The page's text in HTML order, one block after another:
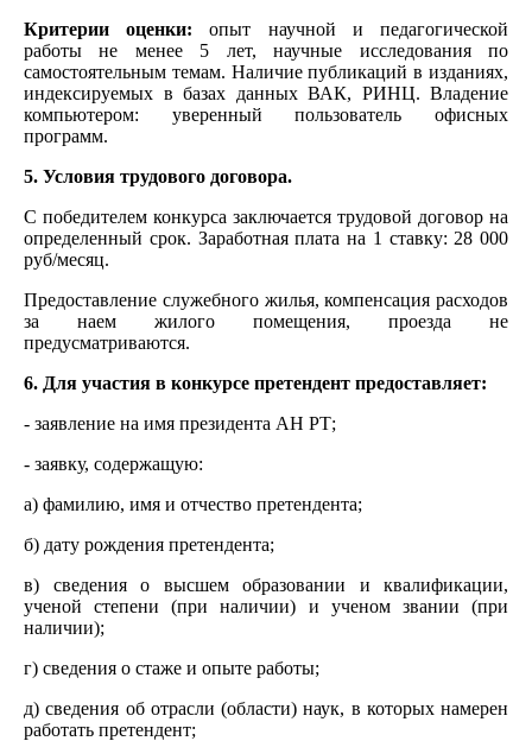
Критерии оценки:опыт научной и педагогической
работы не менее 5 лет, научные исследования по
самостоятельным темам. Наличие публикаций в изданиях,
индексируемых в базах данных ВАК, РИНЦ. Владение
компьютером: уверенный пользователь офисных
программ.
5. Условия трудового договора.
С победителем конкурса заключается трудовой договор на
определенный срок. Заработная плата на 1 ставку: 28 000
руб/месяц.
Предоставление служебного жилья, компенсация расходов
за наем жилого помещения, проезда не
предусматриваются.
6. Для участия в конкурсе претендент предоставляет:
- заявление на имя президента АН РТ;
- заявку, содержащую:
а) фамилию, имя и отчество претендента;
б) дату рождения претендента;
в) сведения о высшем образовании и квалификации,
ученой степени (при наличии) и ученом звании (при
наличии);
г) сведения о стаже и опыте работы;
д) сведения об отрасли (области) наук, в которых намерен
работать претендент;